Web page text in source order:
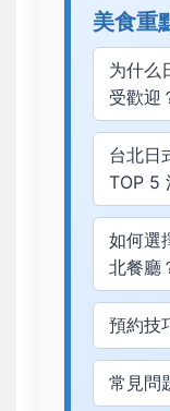
美食重
为什么
受歡迎
台北日
TOP 5
如何選
北餐廳
預約技
常見問